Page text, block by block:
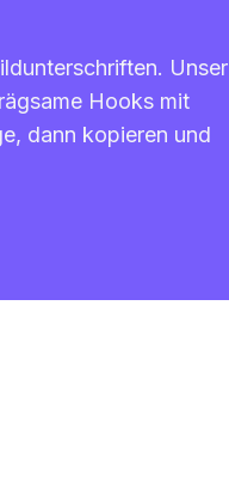
Unser
Hooks mit
dann kopieren und